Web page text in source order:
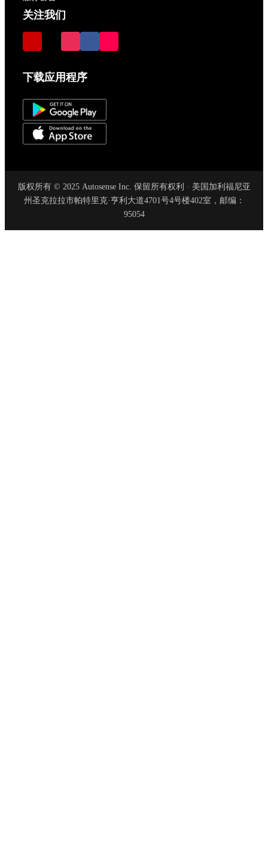
关注我们
下载应用程序
版权所有 © 2025 Autosense Inc. 保留所有权利 · 美国加利福尼亚
州圣克拉拉市帕特里克·亨利大道4701号4号楼402室，邮编：
95054